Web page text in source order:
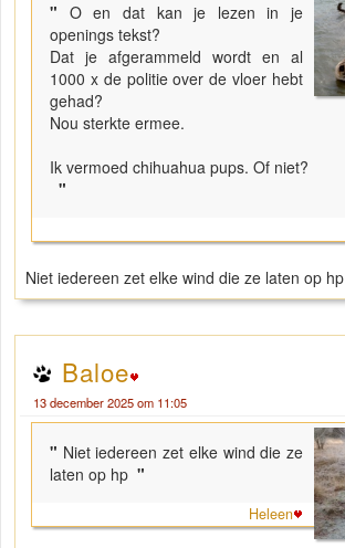
" O en dat kan je lezen in je
openings tekst?
Dat je afgerammeld wordt en al
1000 x de politie over de vloer hebt
gehad?
Nou sterkte ermee.
Ik vermoed chihuahua pups. Of niet?
"
Niet iedereen zet elke wind die ze laten op hp
Baloe
13 december 2025 om 11:05
" Niet iedereen zet elke wind die ze
laten op hp "
Heleen